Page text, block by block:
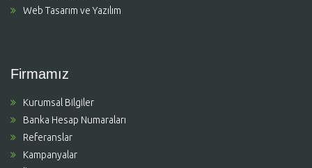
Web Tasarım ve Yazılım
Firmamız
Kurumsal Bilgiler
Banka Hesap Numaraları
Referanslar
Kampanyalar